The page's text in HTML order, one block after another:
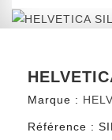
Marque :
Référence :